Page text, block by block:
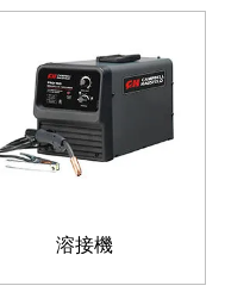
溶接機